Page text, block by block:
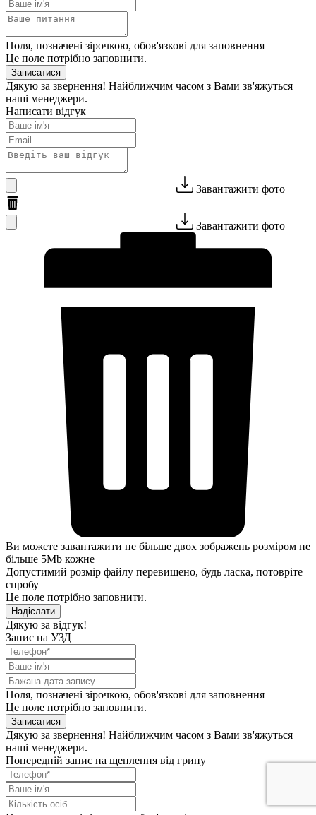
Поля, позначені зірочкою, обов'язкові для заповнення
Це поле потрібно заповнити.
Записатися
Дякую за звернення! Найближчим часом з Вами зв'яжуться
наші менеджери.
Написати відгук
Завантажити фото
Завантажити фото
Ви можете завантажити не більше двох зображень розміром не
більше 5Mb кожне
Допустимий розмір файлу перевищено, будь ласка, потовріте
спробу
Це поле потрібно заповнити.
Надіслати
Дякую за відгук!
Запис на УЗД
Поля, позначені зірочкою, обов'язкові для заповнення
Це поле потрібно заповнити.
Записатися
Дякую за звернення! Найближчим часом з Вами зв'яжуться
наші менеджери.
Попередній запис на щеплення від грипу